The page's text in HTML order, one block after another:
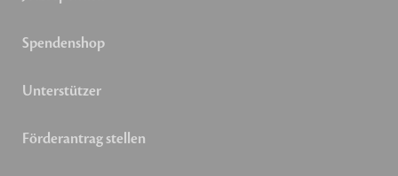
Spendenshop
Unterstützer
Förderantrag stellen